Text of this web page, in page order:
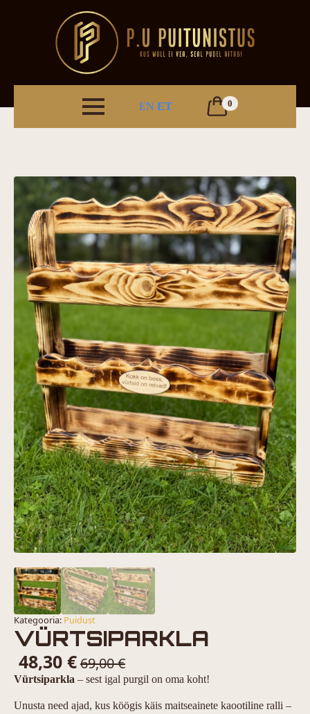
EN ET 0
Kategooria: Puidust
VÜRTSIPARKLA
69,00€
48,30 €
Vürtsiparkla – sest igal purgil on oma koht!
Unusta need ajad, kus köögis käis maitseainete kaootiline ralli –